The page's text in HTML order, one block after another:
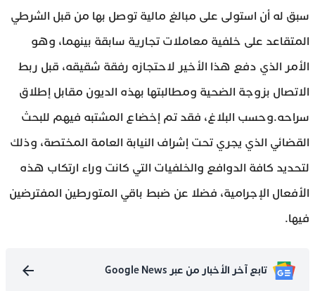
سبق له أن استولى على مبالغ مالية توصل بها من قبل الشرطي
المتقاعد على خلفية معاملات تجارية سابقة بينهما، وهو
الأمر الذي دفع هذا الأخير لاحتجازه رفقة شقيقه، قبل ربط
الاتصال بزوجة الضحية ومطالبتها بهذه الديون مقابل إطلاق
سراحه.وحسب البلاغ، فقد تم إخضاع المشتبه فيهم للبحث
القضائي الذي يجري تحت إشراف النيابة العامة المختصة، وذلك
لتحديد كافة الدوافع والخلفيات التي كانت وراء ارتكاب هذه
الأفعال الإجرامية، فضلا عن ضبط باقي المتورطين المفترضين
فيها.
تابع آخر الأخبار من عبر Google News